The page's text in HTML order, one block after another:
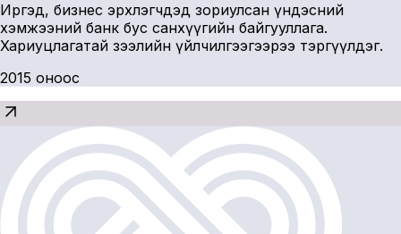
Иргэд, бизнес эрхлэгчдэд зориулсан үндэсний
хэмжээний банк бус санхүүгийн байгууллага.
Хариуцлагатай зээлийн үйлчилгээгээрээ тэргүүлдэг.
2015 оноос